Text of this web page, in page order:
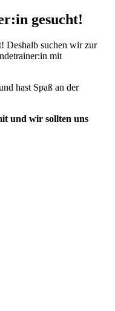
gesucht!
Deshalb suchen wir zur
mit
hast Spaß an der
und wir sollten uns